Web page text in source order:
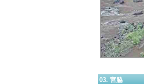
03. 宮脇